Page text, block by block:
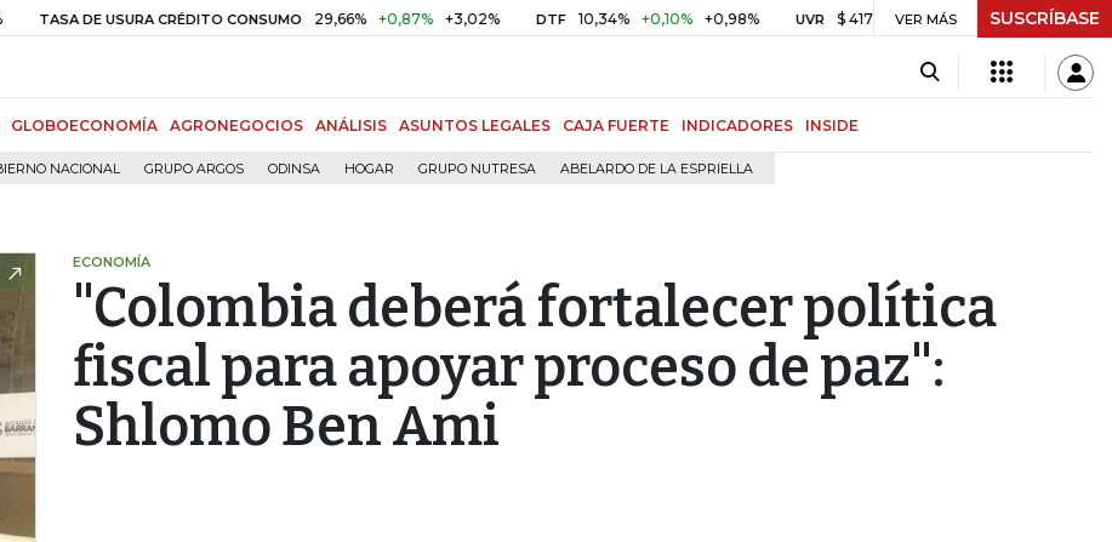
DE USURA CRÉDITO CONSUMO 29,66% +0,87% +3,02% DTF 10,34% +0,10% +0,98% UVR $ 417,01 +$ 0,05 +0,01% BITCOIN US$
VER MÁS SUSCRÍBASE
GLOBOECONOMÍA AGRONEGOCIOS ANÁLISIS ASUNTOS LEGALES CAJA FUERTE INDICADORES INSIDE
NACIONAL GRUPO ARGOS ODINSA HOGAR GRUPO NUTRESA ABELARDO DE LA ESPRIELLA
ECONOMÍA
"Colombia deberá fortalecer política
fiscal para apoyar proceso de paz":
Shlomo Ben Ami